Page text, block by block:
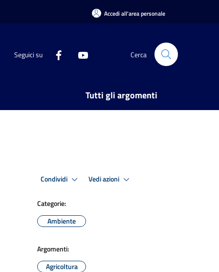
Accedi all'area personale
Seguici su Cerca
Tutti gli argomenti
Condividi Vedi azioni
Categorie:
Ambiente
Argomenti:
Agricoltura